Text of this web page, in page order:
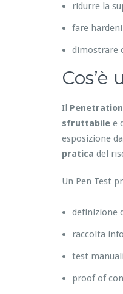
ridurre la
fare
dimostrare
Il
sfruttabile e
esposizione
pratica del
Un Pen Test
definizione
raccolta
test
proof of